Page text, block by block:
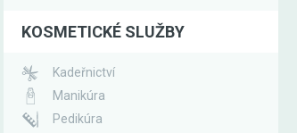
KOSMETICKÉ SLUŽBY
Kadeřnictví
Manikúra
Pedikúra